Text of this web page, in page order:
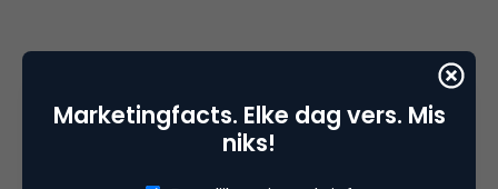
Marketingfacts. Elke dag vers. Mis
niks!